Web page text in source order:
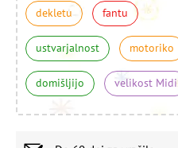
dekletu fantu
ustvarjalnost motoriko
domišljijo velikost Midi